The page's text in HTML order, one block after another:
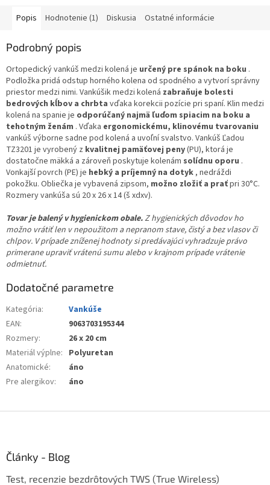
Popis Hodnotenie (1) Diskusia Ostatné informácie
Podrobný popis
Ortopedický vankúš medzi kolená je určený pre spánok na boku .
Podložka pridá odstup horného kolena od spodného a vytvorí správny
priestor medzi nimi. Vankúšik medzi kolená zabraňuje bolesti
bedrových kĺbov a chrbta vďaka korekcii pozície pri spaní. Klin medzi
kolená na spanie je odporúčaný najmä ľuďom spiacim na boku a
tehotným ženám . Vďaka ergonomickému, klinovému tvarovaniu
vankúš výborne sadne pod kolená a uvoľní svalstvo. Vankúš Ľadou
TZ3201 je vyrobený z kvalitnej pamäťovej peny(PU), ktorá je
dostatočne mäkká a zároveň poskytuje kolenám solídnu oporu .
Vonkajší povrch (PE) je hebký a príjemný na dotyk, nedráždi
pokožku. Obliečka je vybavená zipsom, možno zložiť a praťpri 30°C.
Rozmery vankúša sú 20 x 26 x 14 (š xdxv).
Tovar je balený v hygienickom obale.Z hygienických dôvodov ho
možno vrátiť len v nepoužitom a nepranom stave, čistý a bez vlasov či
chlpov. V prípade zníženej hodnoty si predávajúci vyhradzuje právo
primerane upraviť vrátenú sumu alebo v krajnom prípade vrátenie
odmietnuť.
Dodatočné parametre
Kategória:
Vankúše
EAN:
9063703195344
Rozmery:
26 x 20 cm
Materiál výplne: Polyuretan
Anatomické:
áno
Pre alergikov: áno
Články - Blog
Test, recenzie bezdrôtových TWS (True Wireless)